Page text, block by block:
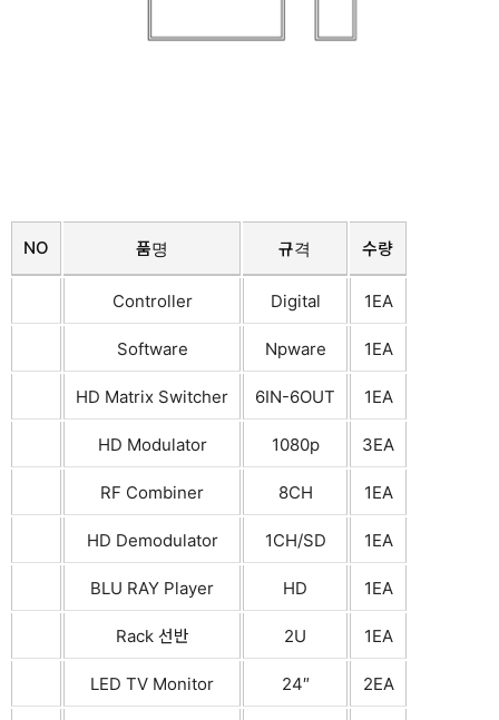
NO 품명 규격 수량
Controller Digital 1EA
Software Npware 1EA
HD Matrix Switcher 6IN-6OUT 1EA
HD Modulator 1080p 3EA
RF Combiner 8CH 1EA
HD Demodulator 1CH/SD 1EA
BLU RAY Player HD 1EA
Rack 선반 2U 1EA
LED TV Monitor 24″ 2EA